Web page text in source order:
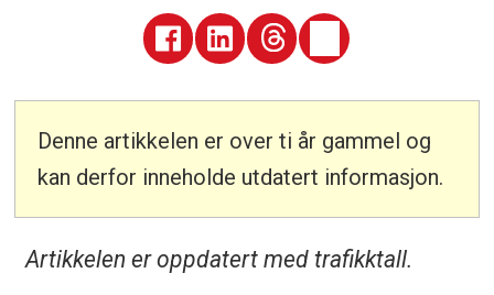
Denne artikkelen er over ti år gammel og
kan derfor inneholde utdatert informasjon.
Artikkelen er oppdatert med trafikktall.